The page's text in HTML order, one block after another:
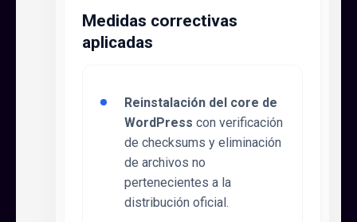
Medidas correctivas
aplicadas
Reinstalación del core de
WordPress con verificación
de checksums y eliminación
de archivos no
pertenecientes a la
distribución oficial.